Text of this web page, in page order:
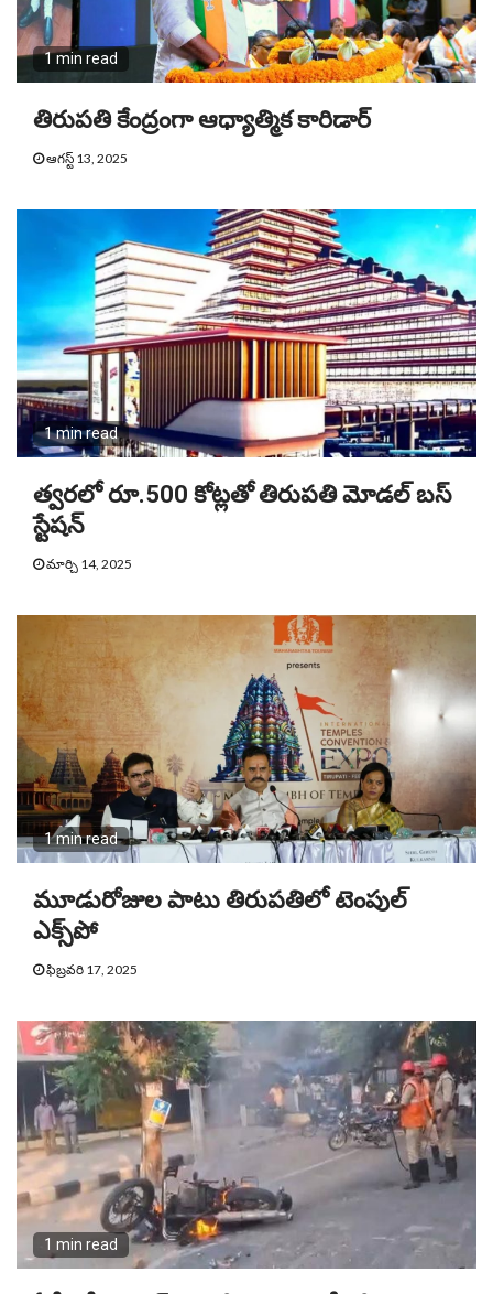
1 min read
తిరుపతి కేంద్రంగా ఆధ్యాత్మిక కారిడార్
ఆగస్ట్ 13, 2025
1 min read
త్వరలో రూ.500 కోట్లతో తిరుపతి మోడల్ బస్
స్టేషన్
మార్చి 14, 2025
1 min read
మూడురోజుల పాటు తిరుపతిలో టెంపుల్
ఎక్స్‌పో
ఫిబ్రవరి 17, 2025
1 min read